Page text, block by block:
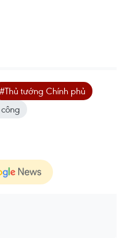
#Thủ tướng Chính phủ